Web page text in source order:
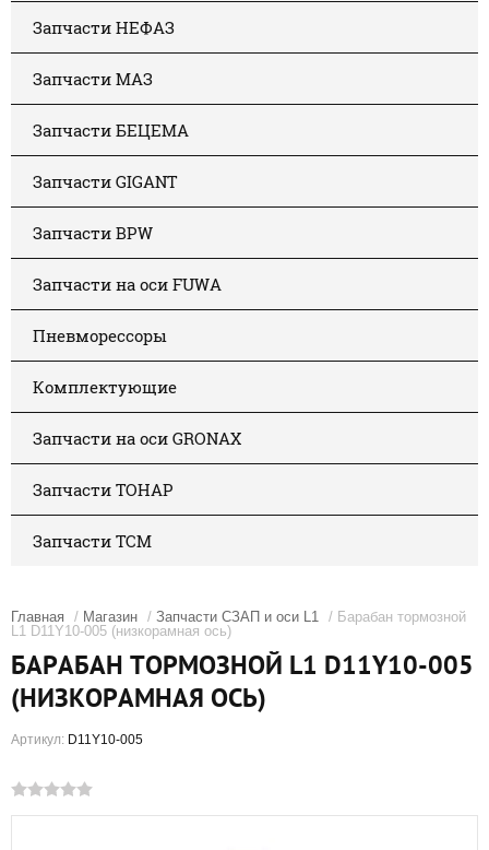
Запчасти НЕФАЗ
Запчасти МАЗ
Запчасти БЕЦЕМА
Запчасти GIGANT
Запчасти BPW
Запчасти на оси FUWA
Пневморессоры
Комплектующие
Запчасти на оси GRONAX
Запчасти ТОНАР
Запчасти ТСМ
Главная / Магазин / Запчасти СЗАП и оси L1 / Барабан тормозной
L1 D11Y10-005 (низкорамная ось)
БАРАБАН ТОРМОЗНОЙ L1 D11Y10-005
(НИЗКОРАМНАЯ ОСЬ)
Артикул: D11Y10-005